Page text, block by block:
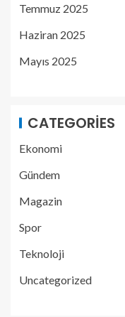
Temmuz 2025
Haziran 2025
Mayıs 2025
CATEGORIES
Ekonomi
Gündem
Magazin
Spor
Teknoloji
Uncategorized